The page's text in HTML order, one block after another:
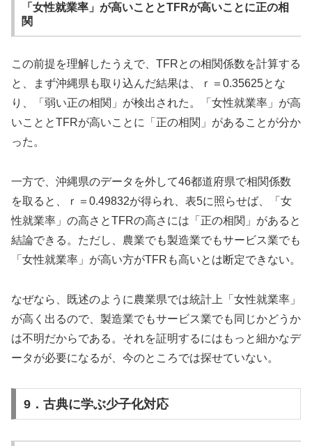
「女性就業率」が高いこととTFRが高いことに正の相
関
この前提を理解したうえで、TFRとの相関係数を計算する
と、まず沖縄県も取り込んだ結果は、ｒ＝0.35625とな
り、「弱い正の相関」が検出された。「女性就業率」が高
いこととTFRが高いことに「正の相関」があることが分か
った。
一方で、沖縄県のデータを外して46都道府県で相関係数
を取ると、ｒ＝0.49832が得られ、表5に照らせば、「女
性就業率」の高さとTFRの高さには「正の相関」があると
結論できる。ただし、農業でも製造業でもサービス業でも
「女性就業率」が高い方がTFRも高いとは断定できない。
なぜなら、既述のように農業県では統計上「女性就業率」
が高く出るので、製造業でもサービス業でも同じかどうか
は不明だからである。それを証明するにはもっと細かなデ
ータが必要になるが、今のところでは探せていない。
9．古典に学ぶ少子化対応